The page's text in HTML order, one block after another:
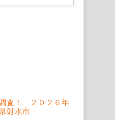
査！ ２０２６年
射水市